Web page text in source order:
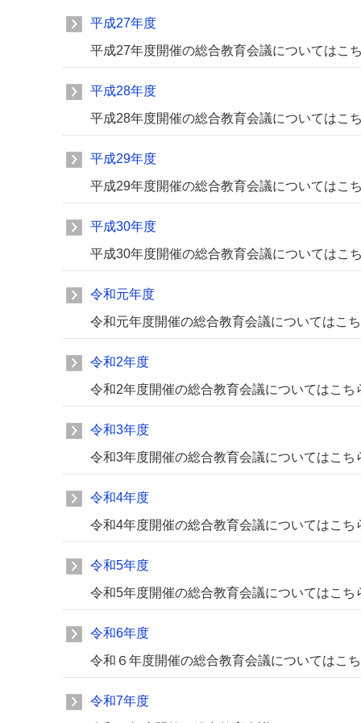
平成27年度
平成27年度開催の総合教育会議についてはこ
平成28年度
平成28年度開催の総合教育会議についてはこ
平成29年度
平成29年度開催の総合教育会議についてはこ
平成30年度
平成30年度開催の総合教育会議についてはこ
令和元年度
令和元年度開催の総合教育会議についてはこ
令和2年度
令和2年度開催の総合教育会議についてはこち
令和3年度
令和3年度開催の総合教育会議についてはこち
令和4年度
令和4年度開催の総合教育会議についてはこち
令和5年度
令和5年度開催の総合教育会議についてはこち
令和6年度
令和６年度開催の総合教育会議についてはこ
令和7年度